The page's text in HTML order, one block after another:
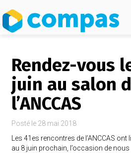
Rendez-vous
juin au salon
l’ANCCAS
Posté le 28 mai 2018
Les 41es rencontres de l’ANCCAS ont
au 8 juin prochain, l’occasion de